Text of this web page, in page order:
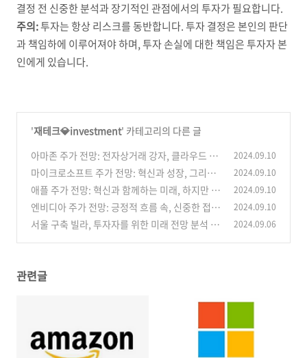
결정 전 신중한 분석과 장기적인 관점에서의 투자가 필요합니다.
주의:투자는 항상 리스크를 동반합니다.투자 결정은 본인의 판단
과 책임하에 이루어져야 하며,투자 손실에 대한 책임은 투자자 본
인에게 있습니다.
'재테크💎investment' 카테고리의 다른 글
아마존 주가 전망: 전자상거래 강자, 클라우드 성
장과 함께 미래를 향해 (2)
2024.09.10
마이크로소프트 주가 전망: 혁신과 성장, 그리고
변수들 (6)
2024.09.10
애플 주가 전망: 혁신과 함께하는 미래, 하지만 변
수도 고려해야 (3)
2024.09.10
엔비디아 주가 전망: 긍정적 흐름 속, 신중한 접근
필요
(4)
2024.09.10
서울 구축 빌라, 투자자를 위한 미래 전망 분석 🏘️ 2024.09.06
관련글